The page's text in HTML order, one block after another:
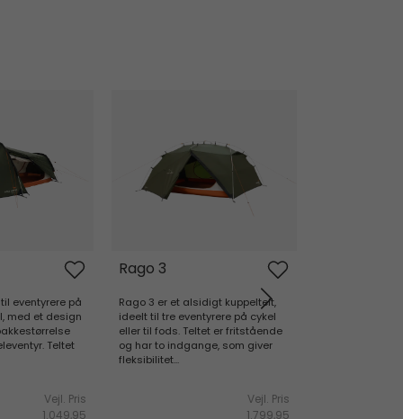
eventyrere på
med et design
Teltet
Vejl. Pris
Rago 3
Rago 3 er et alsidigt kuppeltelt,
ideelt til tre eventyrere på cykel
eller til fods. Teltet er fritstående
og har to indgange, som giver
fleksibilitet...
Vejl. Pris